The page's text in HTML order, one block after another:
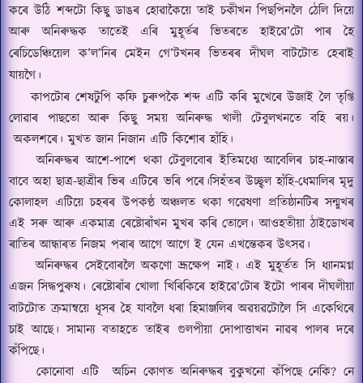
কৰে উঠি শব্দটো কিছু ডাঙৰ হোৱাকৈয়ে তাই চকীখন পিছপিনলৈ ঠেলি দিয়ে
আৰু অনিৰুদ্ধক তাতেই এৰি মুহূর্তৰ ভিতৰতে হাইৱে’টো পাৰ হৈ
ৰেচিডেঞ্চিয়েল ক’ল’নিৰ মেইন গে’টখনৰ ভিতৰৰ দীঘল বাটটোত হেৰাই
যায়গৈ।
কাপটোৰ শেষটুপি কফি চুৰুপকৈ শব্দ এটি কৰি মুখেৰে উজাই লৈ তৃপ্তি
লোৱাৰ পাছতো আৰু কিছু সময় অনিৰুদ্ধ খালী টেবুলখনতে বহি ৰয়।
অকলশৰে। মুখত জান নিজান এটি কিশোৰ হাঁহি।
অনিৰুদ্ধৰ আশে-পাশে থকা টেবুলবোৰ ইতিমধ্যে আবেলিৰ চাহ-নাস্তাৰ
বাবে অহা ছাত্র-ছাত্রীৰ ভিৰ এটিৰে ভৰি পৰে।সিহঁতৰ উচ্ছ্বল হাঁহি-ধেমালিৰ মৃদু
কোলাহল এটিয়ে চহৰৰ উপকণ্ঠ অঞ্চলত থকা গৱেষণা প্রতিষ্ঠানটিৰ সন্মুখৰ
এই সৰু আৰু একমাত্র ৰেষ্টোৰাঁখন মুখৰ কৰি তোলে। আওহতীয়া ঠাইডোখৰ
ৰাতিৰ আন্ধাৰত নিজম পৰাৰ আগে আগে ই যেন এখন্তেকৰ উৎসৱ।
অনিৰুদ্ধৰ সেইবোৰলৈ অকণো ভ্রূক্ষেপ নাই। এই মুহূর্তত সি ধ্যানমগ্ন
এজন সিদ্ধপুৰুষ। ৰেষ্টোৰাঁৰ খোলা খিৰিকিৰে হাইৱে’টোৰ ইটো পাৰৰ দীঘলীয়া
বাটটোত ক্রমান্বয়ে ধূসৰ হৈ যাবলৈ ধৰা হিমাঞ্জলিৰ অৱয়ৱটোলৈ সি একেথিৰে
চাই আছে। সামান্য বতাহতে তাইৰ গুলপীয়া দোপাত্তাখন নাৱৰ পালৰ দৰে
কঁপিছে।
কোনোবা এটি
অচিন কোণত অনিৰুদ্ধৰ বুকুখনো কঁপিছে নেকি?নে